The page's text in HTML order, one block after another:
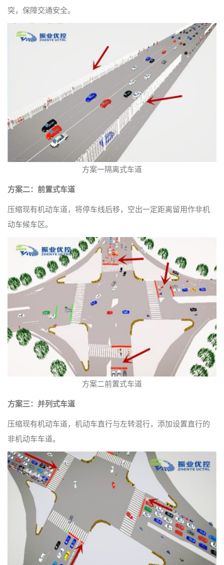
突，保障交通安全。
方案一隔离式车道
方案二：前置式车道
压缩现有机动车道，将停车线后移，空出一定距离留用作非机
动车候车区。
方案二前置式车道
方案三：并列式车道
压缩现有机动车道，机动车直行与左转混行，添加设置直行的
非机动车车道。